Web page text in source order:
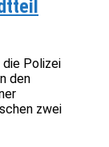
Polizei
den
zwei